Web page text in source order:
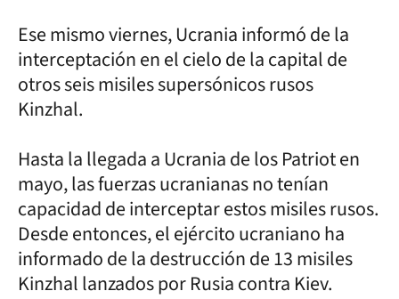
Ese mismo viernes, Ucrania informó de la
interceptación en el cielo de la capital de
otros seis misiles supersónicos rusos
Kinzhal.
Hasta la llegada a Ucrania de los Patriot en
mayo, las fuerzas ucranianas no tenían
capacidad de interceptar estos misiles rusos.
Desde entonces, el ejército ucraniano ha
informado de la destrucción de 13 misiles
Kinzhal lanzados por Rusia contra Kiev.